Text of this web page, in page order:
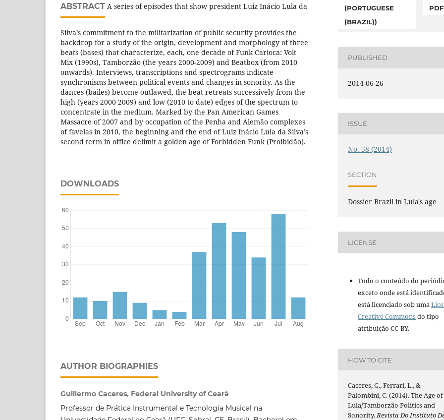
ABSTRACT A series of episodes that show president Luiz Inácio Lula da
Silva’s commitment to the militarization of public security provides the
backdrop for a study of the origin, development and morphology of three
beats (bases) that characterize, each, one decade of Funk Carioca: Volt
Mix (1990s), Tamborzão (the years 2000-2009) and Beatbox (from 2010
onwards). Interviews, transcriptions and spectrograms indicate
synchronisms between political events and changes in sonority. As the
dances (bailes) become outlawed, the beat retreats successively from the
high (years 2000-2009) and low (2010 to date) edges of the spectrum to
concentrate in the medium. Marked by the Pan American Games
Massacre of 2007 and by occupation of the Penha and Alemão complexes
of favelas in 2010, the beginning and the end of Luiz Inácio Lula da Silva’s
second term in office delimit a golden age of Forbidden Funk (Proibidão).
DOWNLOADS
AUTHOR BIOGRAPHIES
Guillermo Caceres, Federal University of Ceará
Professor de Prática Instrumental e Tecnologia Musical na
(PORTUGUESE
(BRAZIL))
PDF
PUBLISHED
2014-06-26
ISSUE
No. 58 (2014)
SECTION
Dossier Brazil in Lula's age
LICENSE
Todo o conteúdo do
exceto onde está
está licenciado sob uma
Creative Commonsdo tipo
atribuição CC-BY.
HOW TO CITE
Caceres, G., Ferrari, L., &
Palombini, C. (2014). The Age of
Lula/Tamborzão Politics and
Sonority.Revista Do Instituto